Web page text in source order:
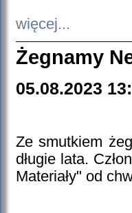
więcej...
Żegnamy
05.08.2023
Ze smutkiem
długie lata.
Materiały" od